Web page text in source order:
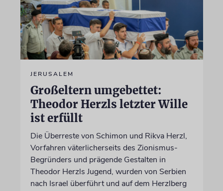
JERUSALEM
Großeltern umgebettet:
Theodor Herzls letzter Wille
ist erfüllt
Die Überreste von Schimon und Rikva Herzl,
Vorfahren väterlicherseits des Zionismus-
Begründers und prägende Gestalten in
Theodor Herzls Jugend, wurden von Serbien
nach Israel überführt und auf dem Herzlberg